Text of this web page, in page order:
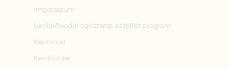
Impresszum
Iskolai/óvodai egészség‑ és jóllét program
Kapcsolat
Kezdőoldal